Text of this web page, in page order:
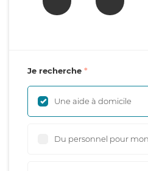
Je recherche
Une aide à domicile
Du personnel pour